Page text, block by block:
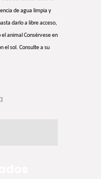
de agua limpia y
darlo a libre acceso,
animal Consérvese en
el sol. Consulte a su